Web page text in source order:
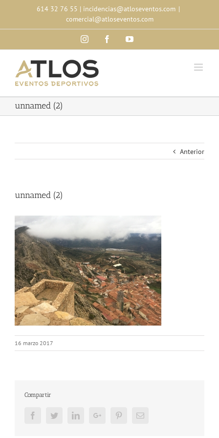
content
614 32 76 55 | incidencias@atloseventos.com |
comercial@atloseventos.com
InstagramFacebookYouTube
unnamed (2)
Anterior
unnamed (2)
16 marzo 2017
Compartir
FacebookTwitterLinkedInGoogle+ PinterestEmail